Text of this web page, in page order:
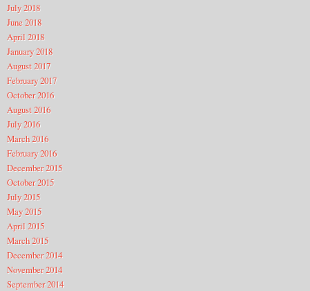
July 2018
June 2018
April 2018
January 2018
August 2017
February 2017
October 2016
August 2016
July 2016
March 2016
February 2016
December 2015
October 2015
July 2015
May 2015
April 2015
March 2015
December 2014
November 2014
September 2014